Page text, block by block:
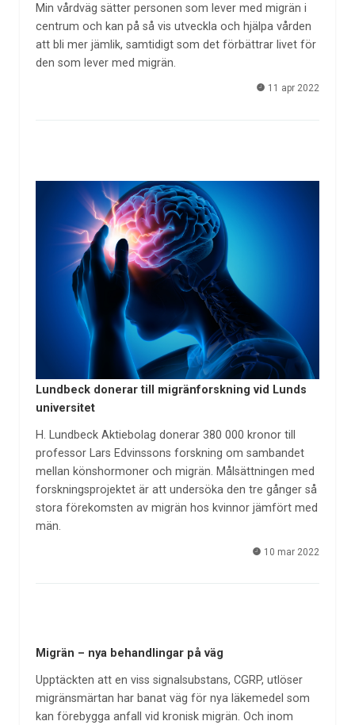
Min vårdväg sätter personen som lever med migrän i
centrum och kan på så vis utveckla och hjälpa vården
att bli mer jämlik, samtidigt som det förbättrar livet för
den som lever med migrän.
11 apr 2022
Lundbeck donerar till migränforskning vid Lunds
universitet
H. Lundbeck Aktiebolag donerar 380 000 kronor till
professor Lars Edvinssons forskning om sambandet
mellan könshormoner och migrän. Målsättningen med
forskningsprojektet är att undersöka den tre gånger så
stora förekomsten av migrän hos kvinnor jämfört med
män.
10 mar 2022
Migrän – nya behandlingar på väg
Upptäckten att en viss signalsubstans, CGRP, utlöser
migränsmärtan har banat väg för nya läkemedel som
kan förebygga anfall vid kronisk migrän. Och inom